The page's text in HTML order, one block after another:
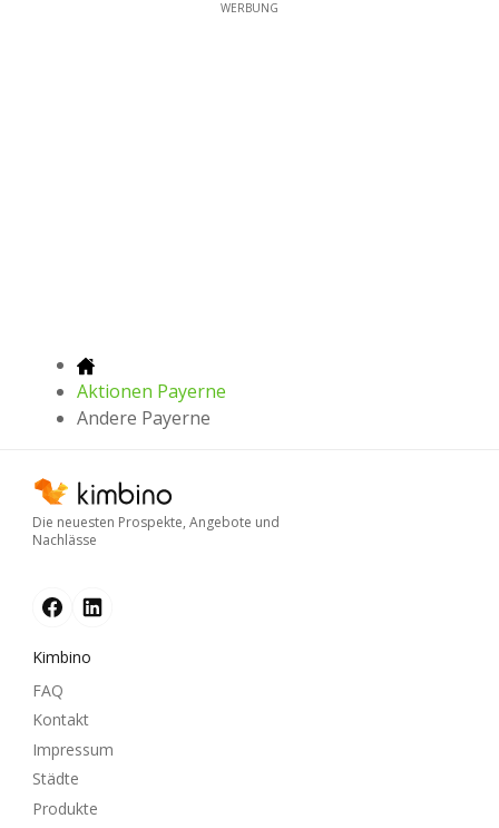
WERBUNG
Aktionen Payerne
Andere Payerne
Die neuesten Prospekte, Angebote und
Nachlässe
Kimbino
FAQ
Kontakt
Impressum
Städte
Produkte